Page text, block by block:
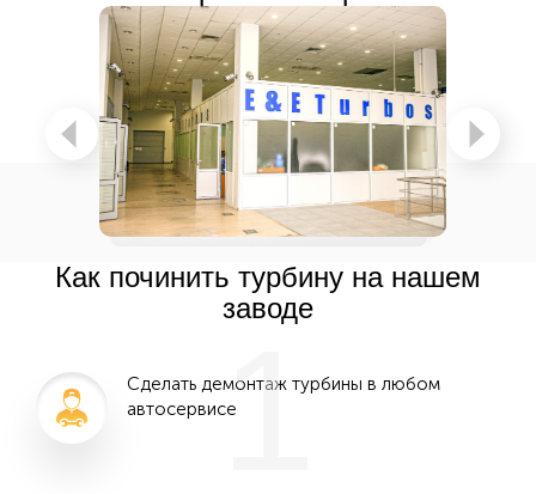
Как починить турбину на нашем
заводе
Сделать демонтаж турбины в любом
автосервисе1